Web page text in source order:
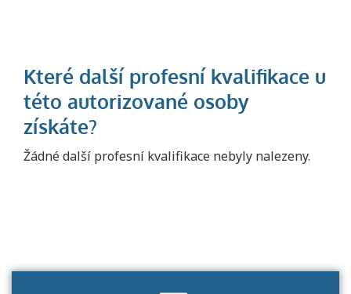
Žádné další profesní kvalifikace nebyly nalezeny.
Projděte si seznam profesních kvalifikací.